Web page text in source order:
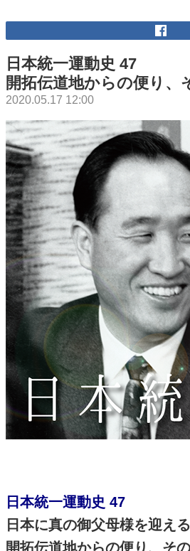
日本統一運動史 47
開拓伝道地からの便り、
2020.05.17 12:00
日本統一運動史 47
日本に真の御父母様を迎え
開拓伝道地からの便り、そ